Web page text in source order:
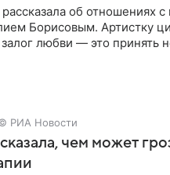
об отношениях
Борисовым. Артистку
любви — это принять
РИА Новости
чем может